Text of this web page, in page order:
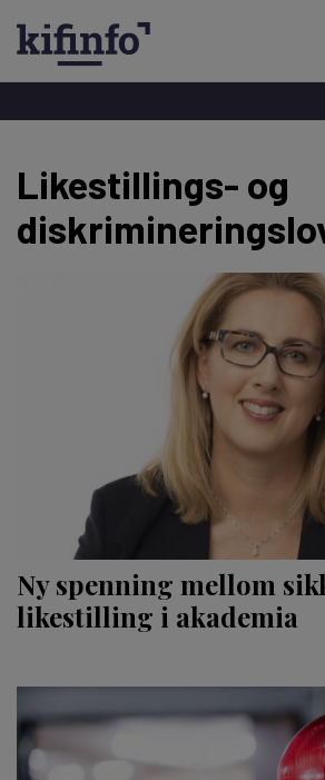
hovedinnhold
Likestillings- og
Ny spenning mellom
likestilling i akademia